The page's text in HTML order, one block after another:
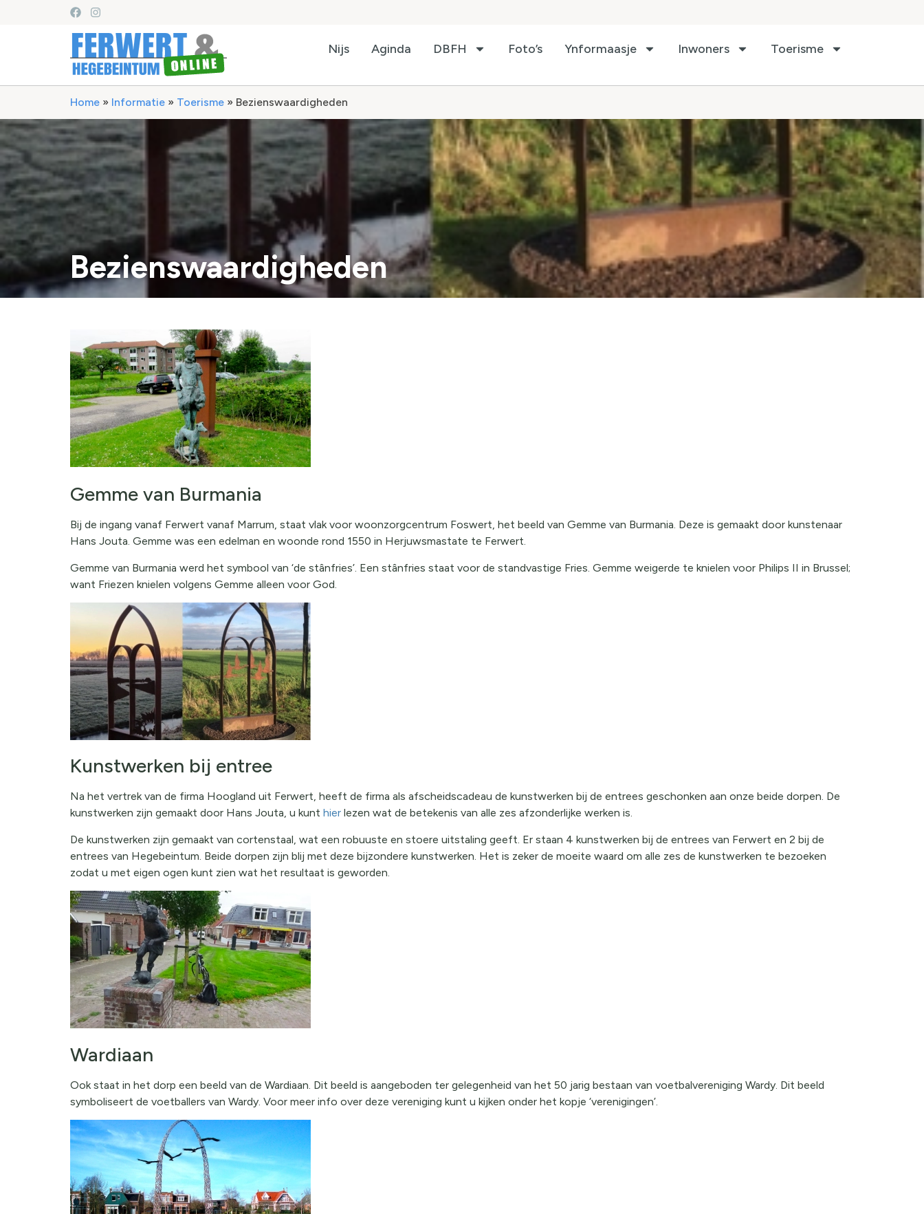
Nijs Aginda DBFH Foto’s Ynformaasje Inwoners Toerisme
Home » Informatie » Toerisme » Bezienswaardigheden
Bezienswaardigheden
Gemme van Burmania
Bij de ingang vanaf Ferwert vanaf Marrum, staat vlak voor woonzorgcentrum Foswert, het beeld van Gemme van Burmania. Deze is gemaakt door kunstenaar
Hans Jouta. Gemme was een edelman en woonde rond 1550 in Herjuwsmastate te Ferwert.
Gemme van Burmania werd het symbool van ‘de stânfries’. Een stânfries staat voor de standvastige Fries. Gemme weigerde te knielen voor Philips II in Brussel;
want Friezen knielen volgens Gemme alleen voor God.
Kunstwerken bij entree
Na het vertrek van de firma Hoogland uit Ferwert, heeft de firma als afscheidscadeau de kunstwerken bij de entrees geschonken aan onze beide dorpen. De
kunstwerken zijn gemaakt door Hans Jouta, u kunt hier lezen wat de betekenis van alle zes afzonderlijke werken is.
De kunstwerken zijn gemaakt van cortenstaal, wat een robuuste en stoere uitstaling geeft. Er staan 4 kunstwerken bij de entrees van Ferwert en 2 bij de
entrees van Hegebeintum. Beide dorpen zijn blij met deze bijzondere kunstwerken. Het is zeker de moeite waard om alle zes de kunstwerken te bezoeken
zodat u met eigen ogen kunt zien wat het resultaat is geworden.
Wardiaan
Ook staat in het dorp een beeld van de Wardiaan. Dit beeld is aangeboden ter gelegenheid van het 50 jarig bestaan van voetbalvereniging Wardy. Dit beeld
symboliseert de voetballers van Wardy. Voor meer info over deze vereniging kunt u kijken onder het kopje ‘verenigingen’.